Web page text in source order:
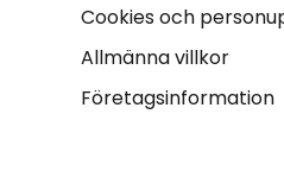
Cookies och
Allmänna villkor
Företagsinformation